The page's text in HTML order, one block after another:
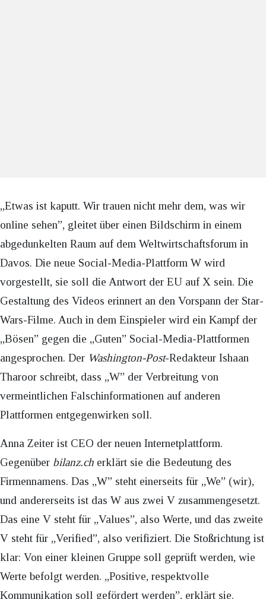
„Etwas ist kaputt. Wir trauen nicht mehr dem, was wir
online sehen”, gleitet über einen Bildschirm in einem
abgedunkelten Raum auf dem Weltwirtschaftsforum in
Davos. Die neue Social-Media-Plattform W wird
vorgestellt, sie soll die Antwort der EU auf X sein. Die
Gestaltung des Videos erinnert an den Vorspann der Star-
Wars-Filme. Auch in dem Einspieler wird ein Kampf der
„Bösen” gegen die „Guten” Social-Media-Plattformen
angesprochen. Der Washington-Post-Redakteur Ishaan
Tharoor schreibt, dass „W” der Verbreitung von
vermeintlichen Falschinformationen auf anderen
Plattformen entgegenwirken soll.
Anna Zeiter ist CEO der neuen Internetplattform.
Gegenüber bilanz.ch erklärt sie die Bedeutung des
Firmennamens. Das „W” steht einerseits für „We” (wir),
und andererseits ist das W aus zwei V zusammengesetzt.
Das eine V steht für „Values”, also Werte, und das zweite
V steht für „Verified”, also verifiziert. Die Stoßrichtung ist
klar: Von einer kleinen Gruppe soll geprüft werden, wie
Werte befolgt werden. „Positive, respektvolle
Kommunikation soll gefördert werden”, erklärt sie.